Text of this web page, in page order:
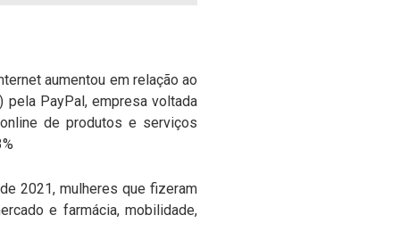
aumentou em relação ao
pela PayPal, empresa voltada
de produtos e serviços
2021, mulheres que fizeram
e farmácia, mobilidade,